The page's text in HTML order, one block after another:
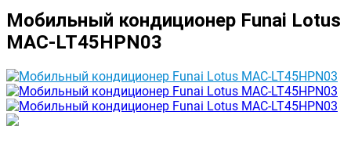
Мобильный кондиционер Funai Lotus
MAC-LT45HPN03